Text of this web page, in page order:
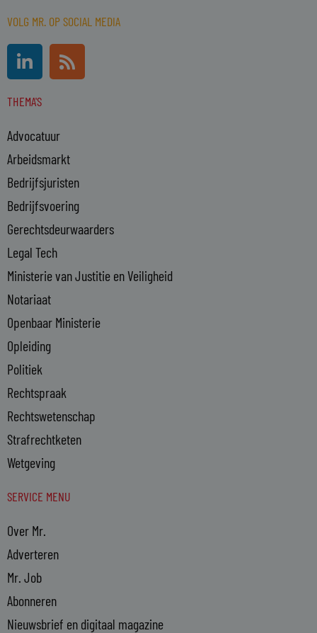
VOLG MR. OP SOCIAL MEDIA
L
i
k
d
i
n
-
i
n
R
s
THEMA'S
Advocatuur
Arbeidsmarkt
Bedrijfsjuristen
Bedrijfsvoering
Gerechtsdeurwaarders
Legal Tech
Ministerie van Justitie en Veiligheid
Notariaat
Openbaar Ministerie
Opleiding
Politiek
Rechtspraak
Rechtswetenschap
Strafrechtketen
Wetgeving
SERVICE MENU
Over Mr.
Adverteren
Mr. Job
Abonneren
Nieuwsbrief en digitaal magazine